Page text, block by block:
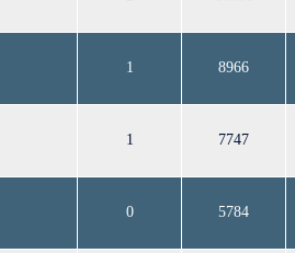
1 8966
1 7747
0 5784